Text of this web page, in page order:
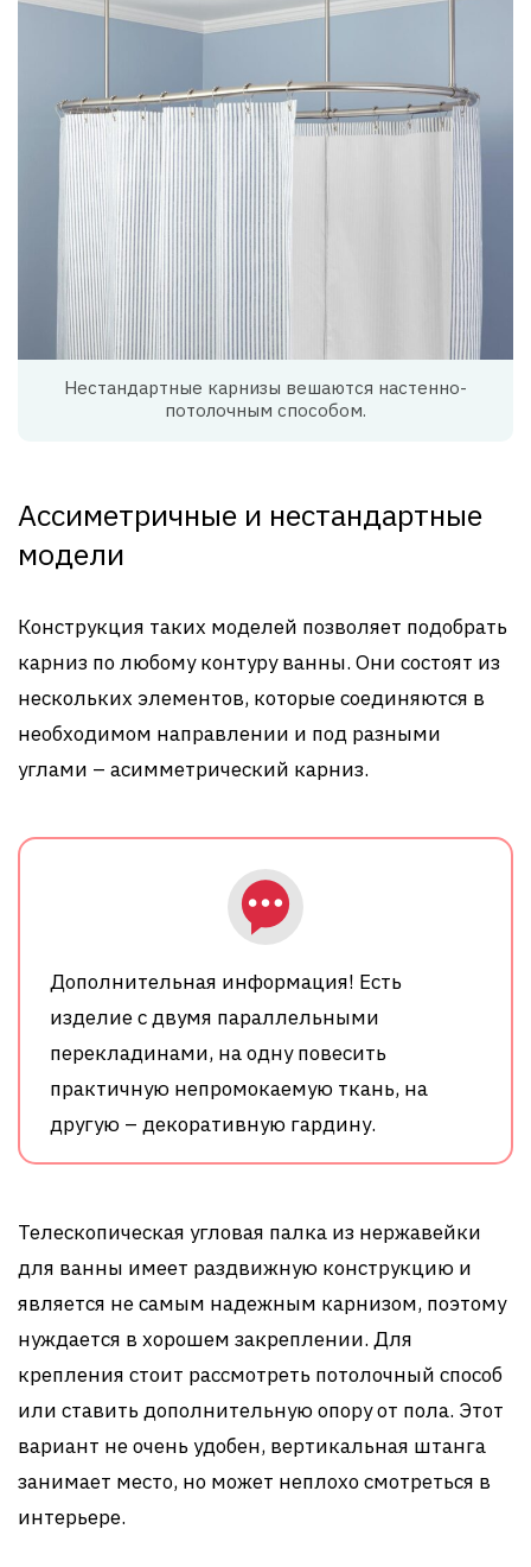
Нестандартные карнизы вешаются настенно-
потолочным способом.
Ассиметричные и нестандартные
модели
Конструкция таких моделей позволяет подобрать
карниз по любому контуру ванны. Они состоят из
нескольких элементов, которые соединяются в
необходимом направлении и под разными
углами – асимметрический карниз.
Дополнительная информация! Есть
изделие с двумя параллельными
перекладинами, на одну повесить
практичную непромокаемую ткань, на
другую – декоративную гардину.
Телескопическая угловая палка из нержавейки
для ванны имеет раздвижную конструкцию и
является не самым надежным карнизом, поэтому
нуждается в хорошем закреплении. Для
крепления стоит рассмотреть потолочный способ
или ставить дополнительную опору от пола. Этот
вариант не очень удобен, вертикальная штанга
занимает место, но может неплохо смотреться в
интерьере.